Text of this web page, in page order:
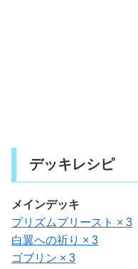
デッキレシピ
メインデッキ
プリズムプリースト × 3
白翼への祈り × 3
ゴブリン × 3